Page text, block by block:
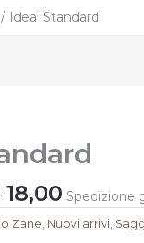
Ideal Standard
20,00.
18,00
attuale
è:
Spedizione
Zane Nuovi arrivi,